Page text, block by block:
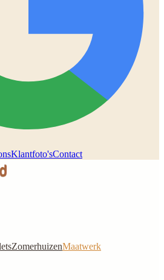
Klantfoto'sContact
ZomerhuizenMaatwerk